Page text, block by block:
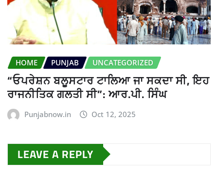
HOME PUNJAB UNCATEGORIZED
“ਓਪਰੇਸ਼ਨ ਬਲੂਸਟਾਰ ਟਾਲਿਆ ਜਾ ਸਕਦਾ ਸੀ, ਇਹ
ਰਾਜਨੀਤਿਕ ਗਲਤੀ ਸੀ”: ਆਰ.ਪੀ. ਸਿੰਘ
Punjabnow.in Oct 12, 2025
LEAVE A REPLY